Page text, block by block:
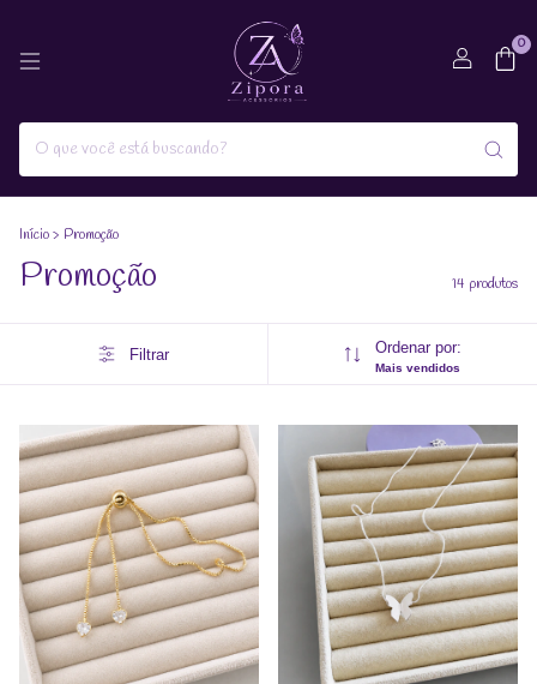
0
Início> Promoção
Promoção 14 produtos
Filtrar Ordenar por:
Mais vendidos